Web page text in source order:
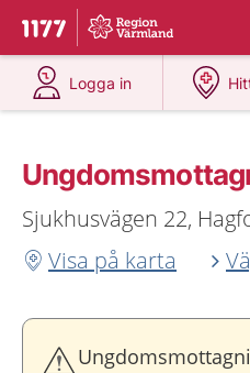
Till startsidan för 1177
Du har valt region
Logga in
på 1177.se
Sjukhusvägen 22,
Visa på karta